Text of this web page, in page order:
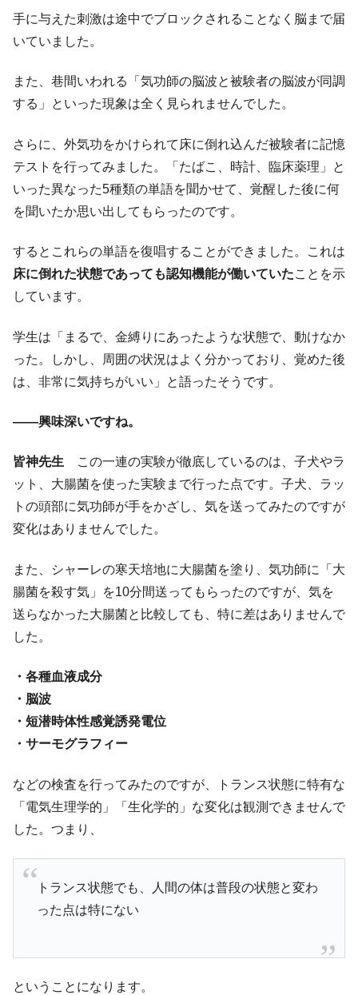
手に与えた刺激は途中でブロックされることなく脳まで届
いていました。
また、巷間いわれる「気功師の脳波と被験者の脳波が同調
する」といった現象は全く見られませんでした。
さらに、外気功をかけられて床に倒れ込んだ被験者に記憶
テストを行ってみました。「たばこ、時計、臨床薬理」と
いった異なった5種類の単語を聞かせて、覚醒した後に何
を聞いたか思い出してもらったのです。
するとこれらの単語を復唱することができました。これは
床に倒れた状態であっても認知機能が働いていたことを示
しています。
学生は「まるで、金縛りにあったような状態で、動けなか
った。しかし、周囲の状況はよく分かっており、覚めた後
は、非常に気持ちがいい」と語ったそうです。
――興味深いですね。
皆神先生 この一連の実験が徹底しているのは、子犬やラ
ット、大腸菌を使った実験まで行った点です。子犬、ラッ
トの頭部に気功師が手をかざし、気を送ってみたのですが
変化はありませんでした。
また、シャーレの寒天培地に大腸菌を塗り、気功師に「大
腸菌を殺す気」を10分間送ってもらったのですが、気を
送らなかった大腸菌と比較しても、特に差はありませんで
した。
・各種血液成分
・脳波
・短潜時体性感覚誘発電位
・サーモグラフィー
などの検査を行ってみたのですが、トランス状態に特有な
「電気生理学的」「生化学的」な変化は観測できませんで
した。つまり、
トランス状態でも、人間の体は普段の状態と変わ
った点は特にない
ということになります。